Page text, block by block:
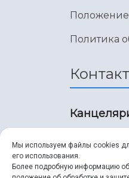
Положение
Политика
8 (846)
Мы используем файлы cookies
его использования.
Более подробную информацию